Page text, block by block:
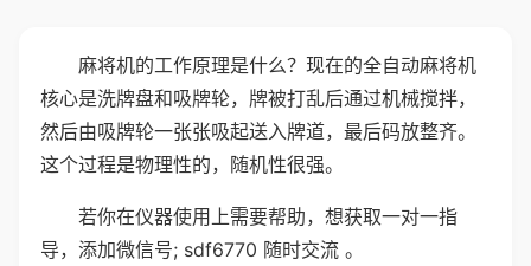
麻将机的工作原理是什么？现在的全自动麻将机
核心是洗牌盘和吸牌轮，牌被打乱后通过机械搅拌，
然后由吸牌轮一张张吸起送入牌道，最后码放整齐。
这个过程是物理性的，随机性很强。
若你在仪器使用上需要帮助，想获取一对一指
导，添加微信号; sdf6770 随时交流 。